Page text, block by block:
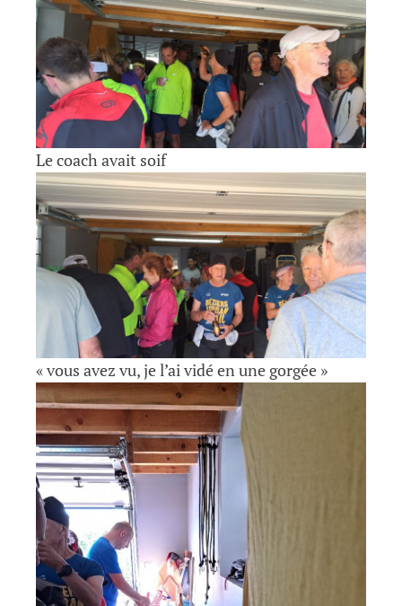
Le coach avait soif
« vous avez vu, je l’ai vidé en une gorgée »